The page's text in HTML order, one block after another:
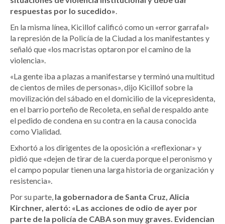
respuestas por lo sucedido».
En la misma línea, Kicillof calificó como un «error garrafal»
la represión de la Policía de la Ciudad a los manifestantes y
señaló que «los macristas optaron por el camino de la
violencia».
«La gente iba a plazas a manifestarse y terminó una multitud
de cientos de miles de personas», dijo Kicillof sobre la
movilización del sábado en el domicilio de la vicepresidenta,
en el barrio porteño de Recoleta, en señal de respaldo ante
el pedido de condena en su contra en la causa conocida
como Vialidad.
Exhortó a los dirigentes de la oposición a «reflexionar» y
pidió que «dejen de tirar de la cuerda porque el peronismo y
el campo popular tienen una larga historia de organización y
resistencia».
Por su parte, la gobernadora de Santa Cruz, Alicia
Kirchner, alertó: «Las acciones de odio de ayer por
parte de la policía de CABA son muy graves. Evidencian